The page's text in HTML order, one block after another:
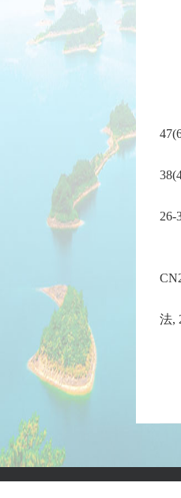
26-
法,